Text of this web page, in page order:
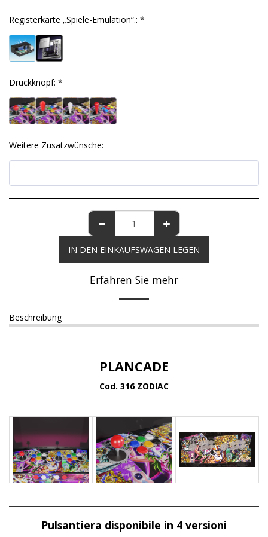
Registerkarte „Spiele-Emulation“.: *
Druckknopf: *
Weitere Zusatzwünsche:
IN DEN EINKAUFSWAGEN LEGEN
Erfahren Sie mehr
Beschreibung
PLANCADE
Cod. 316 ZODIAC
Pulsantiera disponibile in 4 versioni